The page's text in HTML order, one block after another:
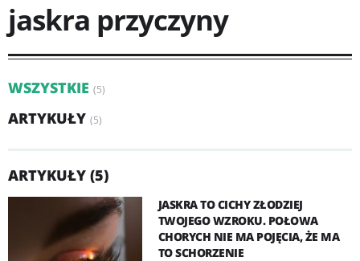
jaskra przyczyny
WSZYSTKIE (5)
ARTYKUŁY (5)
ARTYKUŁY (5)
JASKRA TO CICHY ZŁODZIEJ
TWOJEGO WZROKU. POŁOWA
CHORYCH NIE MA POJĘCIA, ŻE MA
TO SCHORZENIE